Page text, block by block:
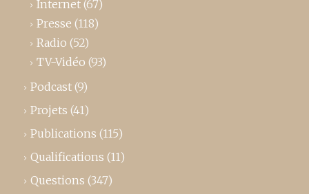
Internet (67)
Presse (118)
Radio (52)
TV-Vidéo (93)
Podcast (9)
Projets (41)
Publications (115)
Qualifications (11)
Questions (347)